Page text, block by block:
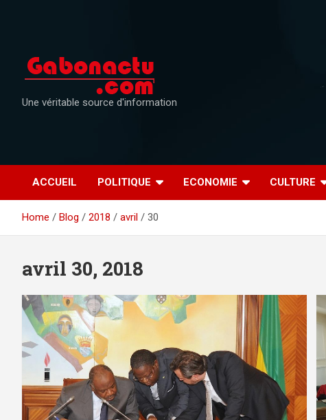
Une véritable source d'information
ACCUEIL POLITIQUE ECONOMIE CULTURE
Home Blog 2018 avril 30
avril 30, 2018